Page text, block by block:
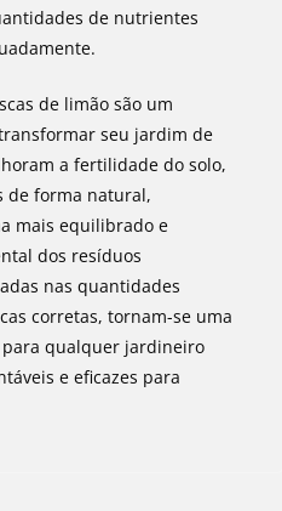
de nutrientes
de limão são um
seu jardim de
a fertilidade do solo,
de forma natural,
mais equilibrado e
dos resíduos
nas quantidades
corretas, tornam-se uma
qualquer jardineiro
e eficazes para